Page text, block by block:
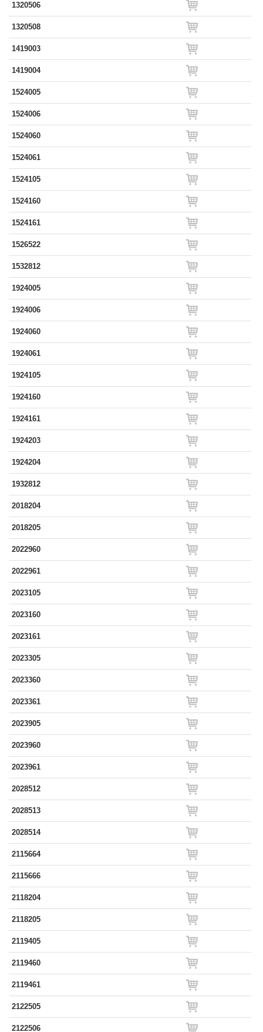
1320506
1320508
1419003
1419004
1524005
1524006
1524060
1524061
1524105
1524160
1524161
1526522
1532812
1924005
1924006
1924060
1924061
1924105
1924160
1924161
1924203
1924204
1932812
2018204
2018205
2022960
2022961
2023105
2023160
2023161
2023305
2023360
2023361
2023905
2023960
2023961
2028512
2028513
2028514
2115664
2115666
2118204
2118205
2119405
2119460
2119461
2122505
2122506